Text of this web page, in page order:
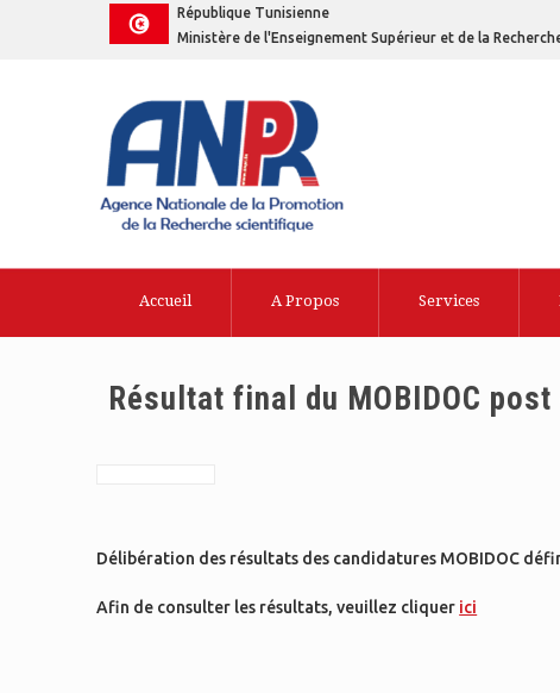
République Tunisienne
Ministère de l'Enseignement Supérieur et de la
Accueil A Propos Services
Résultat final du MOBIDOC
Délibération des résultats des candidatures MOBIDOC
Afin de consulter les résultats, veuillez cliquer ici